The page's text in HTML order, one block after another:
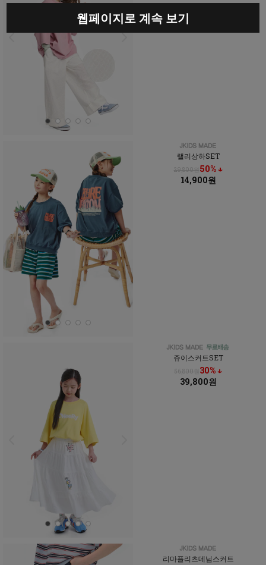
랠리상하SET
29,800원 50% ↓
14,900원
쥬이스커트SET
56,800원30% ↓
39,800원
리마플리츠데님스커트
웹페이지로 계속 보기